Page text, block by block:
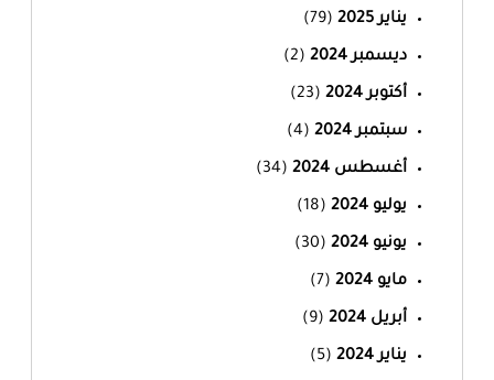
يناير 2025 (79)
ديسمبر 2024 (2)
أكتوبر 2024 (23)
سبتمبر 2024 (4)
أغسطس 2024 (34)
يوليو 2024 (18)
يونيو 2024 (30)
مايو 2024 (7)
أبريل 2024 (9)
يناير 2024 (5)